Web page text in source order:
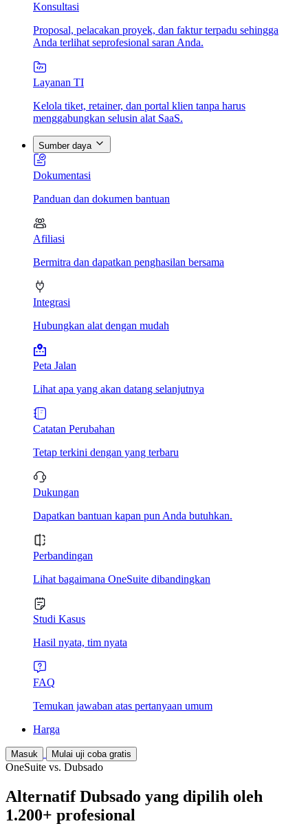
Konsultasi
Proposal, pelacakan proyek, dan faktur terpadu sehingga
Anda terlihat seprofesional saran Anda.
Layanan TI
Kelola tiket, retainer, dan portal klien tanpa harus
menggabungkan selusin alat SaaS.
Sumber daya
Dokumentasi
Panduan dan dokumen bantuan
Afiliasi
Bermitra dan dapatkan penghasilan bersama
Integrasi
Hubungkan alat dengan mudah
Peta Jalan
Lihat apa yang akan datang selanjutnya
Catatan Perubahan
Tetap terkini dengan yang terbaru
Dukungan
Dapatkan bantuan kapan pun Anda butuhkan.
Perbandingan
Lihat bagaimana OneSuite dibandingkan
Studi Kasus
Hasil nyata, tim nyata
FAQ
Temukan jawaban atas pertanyaan umum
Harga
Masuk Mulai uji coba gratis
OneSuite vs. Dubsado
Alternatif Dubsado yang dipilih oleh
1.200+ profesional